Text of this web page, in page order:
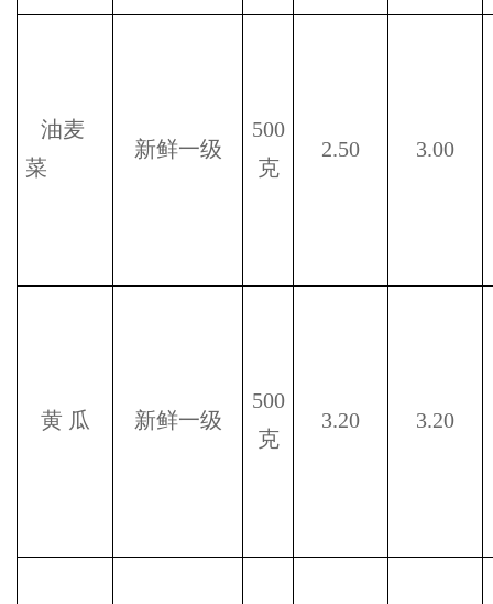
油麦
菜
新鲜一级
500
克
2.50 3.00
黄 瓜 新鲜一级
500
克
3.20 3.20